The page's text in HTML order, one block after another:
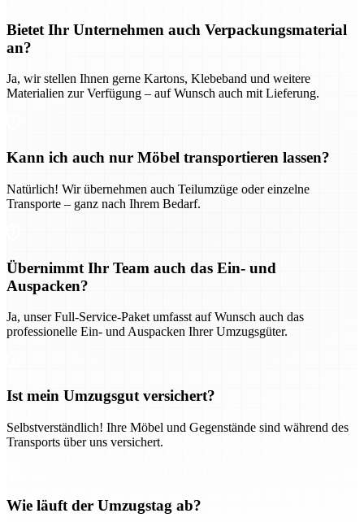
Bietet Ihr Unternehmen auch Verpackungsmaterial
an?
Ja, wir stellen Ihnen gerne Kartons, Klebeband und weitere
Materialien zur Verfügung – auf Wunsch auch mit Lieferung.
Kann ich auch nur Möbel transportieren lassen?
Natürlich! Wir übernehmen auch Teilumzüge oder einzelne
Transporte – ganz nach Ihrem Bedarf.
Übernimmt Ihr Team auch das Ein- und
Auspacken?
Ja, unser Full-Service-Paket umfasst auf Wunsch auch das
professionelle Ein- und Auspacken Ihrer Umzugsgüter.
Ist mein Umzugsgut versichert?
Selbstverständlich! Ihre Möbel und Gegenstände sind während des
Transports über uns versichert.
Wie läuft der Umzugstag ab?